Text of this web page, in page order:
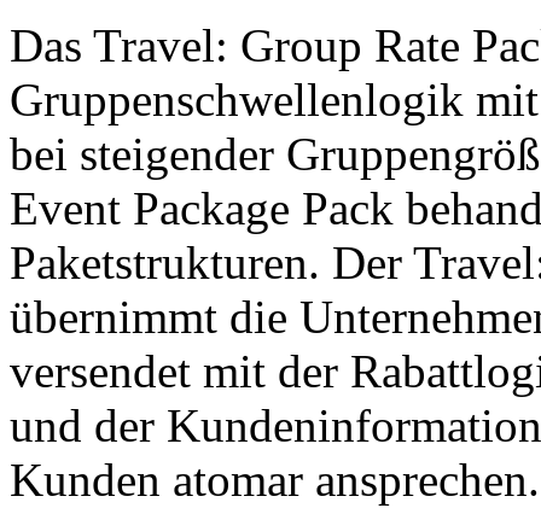
Das Travel: Group Rate
Gruppenschwellenlogik
bei steigender
Event Package Pack
Paketstrukturen. Der
übernimmt die
versendet mit der
und der
Kunden atomar ansprechen.